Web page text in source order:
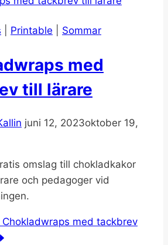
Printable Sommar
med
till lärare
juni 12, 2023oktober 19,
omslag till chokladkakor
och pedagoger vid
Chokladwraps med tackbrev